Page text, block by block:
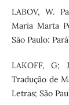
LABOV, W.
Maria Marta
São Paulo:
LAKOFF, G;
Tradução de
Letras; São